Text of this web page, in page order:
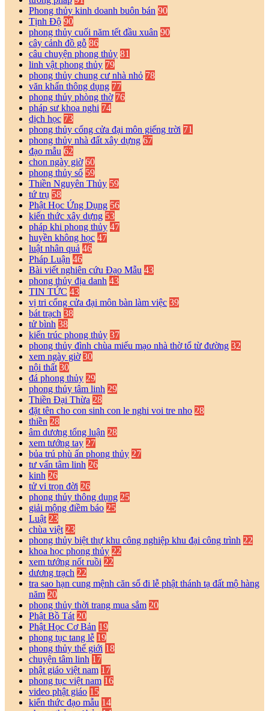
Phong thủy kinh doanh buôn bán 90
Tịnh Độ 90
phong thủy cuối năm tết đầu xuân 90
cây cảnh đồ gỗ 86
câu chuyện phong thủy 81
linh vật phong thủy 79
phong thủy chung cư nhà nhỏ 78
văn khấn thông dụng 77
phong thủy phòng thờ 76
pháp sư khoa nghi 74
dịch học 73
phong thủy cổng cửa đại môn giếng trời 71
phong thủy nhà đất xây dựng 67
đạo mẫu 62
chon ngày giờ 60
phong thủy số 59
Thiền Nguyên Thủy 59
tứ trụ 58
Phật Học Ứng Dụng 56
kiến thức xây dựng 53
pháp khi phong thủy 47
huyền không học 47
luật nhân quả 46
Pháp Luận 46
Bài viết nghiên cứu Đạo Mẫu 43
phong thủy địa danh 43
TIN TỨC 43
vị tri cổng cửa đại môn bàn làm việc 39
bát trạch 38
tử bình 38
kiến trúc phong thủy 37
phong thủy đình chùa miếu mạo nhà thờ tổ từ đường 32
xem ngày giờ 30
nội thất 30
đá phong thủy 29
phong thủy tâm linh 29
Thiền Đại Thừa 28
đặt tên cho con sinh con le nghi voi tre nho 28
thiền 28
âm dương tổng luận 28
xem tướng tay 27
bủa trú phù ấn phong thủy 27
tư vấn tâm linh 26
kinh 26
tử vi trọn đời 26
phong thủy thông dụng 25
giải mộng điềm báo 25
Luật 23
chùa việt 23
phong thủy biệt thự khu công nghiệp khu đại công trình 22
khoa học phong thủy 22
xem tướng nốt ruồi 22
dương trạch 22
tra sao hạn cung mệnh căn số đi lễ phật thánh tạ đất mộ hàng
năm 20
phong thủy thời trang mua sắm 20
Phật Bồ Tát 20
Phật Học Cơ Bản 19
phong tục tang lễ 19
phong thủy thế giới 18
chuyện tâm linh 17
phật giáo việt nam 17
phong tục việt nam 16
video phật giáo 15
kiến thức đạo mẫu 14